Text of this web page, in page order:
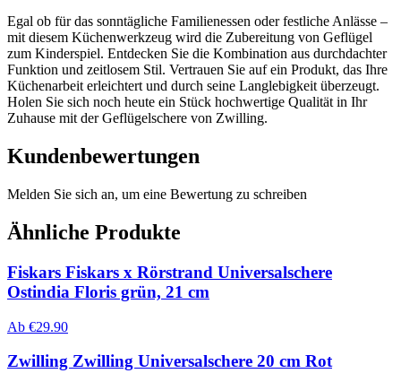
Egal ob für das sonntägliche Familienessen oder festliche Anlässe –
mit diesem Küchenwerkzeug wird die Zubereitung von Geflügel
zum Kinderspiel. Entdecken Sie die Kombination aus durchdachter
Funktion und zeitlosem Stil. Vertrauen Sie auf ein Produkt, das Ihre
Küchenarbeit erleichtert und durch seine Langlebigkeit überzeugt.
Holen Sie sich noch heute ein Stück hochwertige Qualität in Ihr
Zuhause mit der Geflügelschere von Zwilling.
Kundenbewertungen
Melden Sie sich an, um eine Bewertung zu schreiben
Ähnliche Produkte
Fiskars Fiskars x Rörstrand Universalschere
Ostindia Floris grün, 21 cm
Ab €29.90
Zwilling Zwilling Universalschere 20 cm Rot